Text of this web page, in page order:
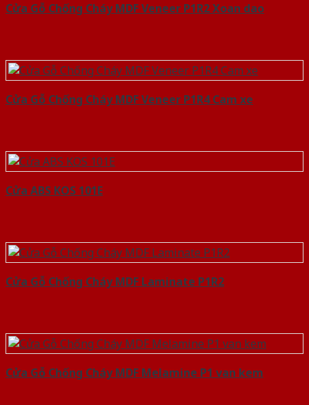
Cửa Gỗ Chống Cháy MDF Veneer P1R2 Xoan dao
Cửa Gỗ Chống Cháy MDF Veneer P1R4 Cam xe
Cửa ABS KOS 101E
Cửa Gỗ Chống Cháy MDF Laminate P1R2
Cửa Gỗ Chống Cháy MDF Melamine P1 van kem